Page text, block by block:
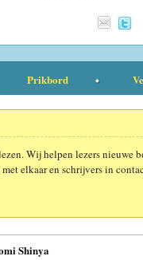
Prikbord
Wij helpen lezers nieuwe
elkaar en schrijvers in
Shinya